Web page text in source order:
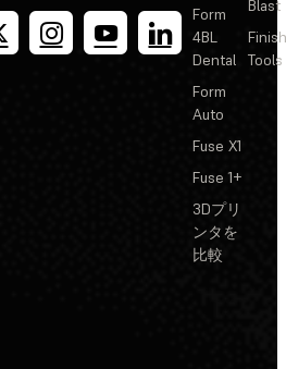
Form
4BL
Dental
Form
Auto
Fuse X1
Fuse 1+
3Dプリ
ンタを
比較
Blast
Tools